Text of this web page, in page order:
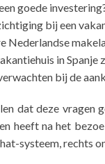
goede
bij een
Nederlandse
in Spanje
bij de
dat deze vragen
heeft na het
systeem, rechts